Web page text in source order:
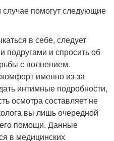
помогут следующие
в себе, следует
подругами и спросить об
с волнением.
именно из-за
интимные подробности,
осмотра составляет не
вы лишь очередной
помощи. Данные
в медицинских